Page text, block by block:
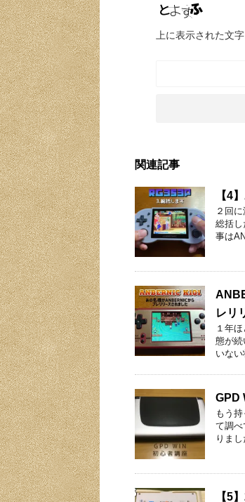
上に表示された文
関連記事
【4
２回
総括し
事は
レリ
１年
態が続
いな
GPD
もう
て調べ
りま
【5